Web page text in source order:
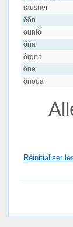
rausner
ẽõn
ouniô
õña
ôrgna
ône
ônoua
Réinitialiser